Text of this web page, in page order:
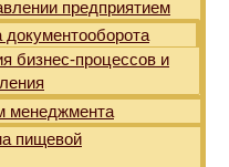
предприятием
документооборота
бизнес-процессов и
менеджмента
пищевой